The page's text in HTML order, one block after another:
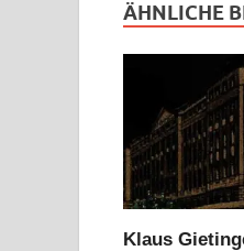
ÄHNLICHE
Klaus